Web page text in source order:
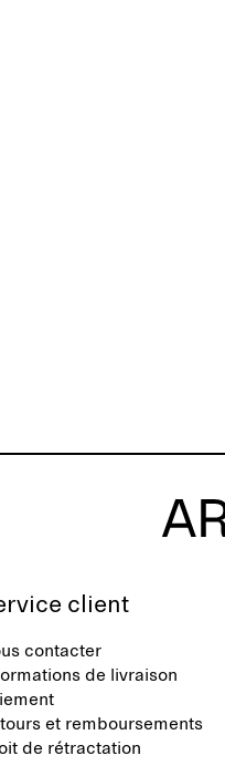
client
contacter
de livraison
et remboursements
de rétractation